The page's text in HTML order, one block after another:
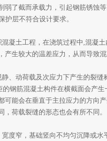
弱了截而承载力，引起钢筋锈蚀
护层不符合设计要求。
土工程，在浇筑过程中,混凝土
生较大的温差应力，从而导致混
动荷载及次应力下产生的裂缝
钢筋混凝土构件在横截面会产生
能会在垂直于主拉应力的方向
荷载裂缝的形态也会有所不同。
窄，基础竖向不均匀沉降或水